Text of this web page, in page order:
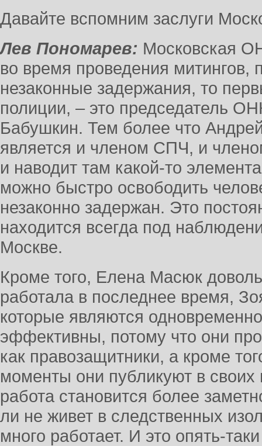
Давайте вспомним заслуги
Лев Пономарев: Московская
во время проведения митингов,
незаконные задержания, то
полиции, – это председатель
Бабушкин. Тем более что
является и членом СПЧ, и
и наводит там какой-то
можно быстро освободить
незаконно задержан. Это
находится всегда под
Москве.
Кроме того, Елена Масюк
работала в последнее время,
которые являются
эффективны, потому что они
как правозащитники, а кроме
моменты они публикуют в своих
работа становится более
ли не живет в следственных
много работает. И это опять-